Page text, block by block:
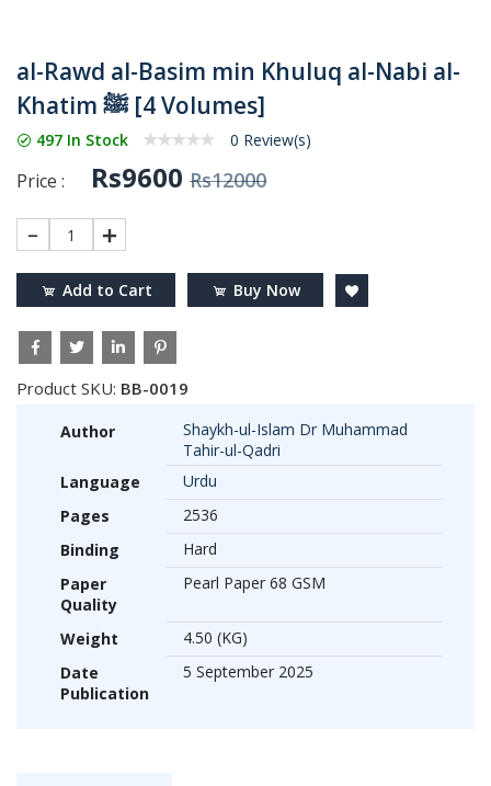
al-Rawd al-Basim min Khuluq al-Nabi al-
Khatim ﷺ [4 Volumes]
497 In Stock 0 Review(s)
Price : Rs9600 Rs12000
1
Add to Cart Buy Now
Product SKU: BB-0019
Author
Shaykh-ul-Islam Dr Muhammad
Tahir-ul-Qadri
Language
Urdu
Pages
2536
Binding
Hard
Paper
Quality
Pearl Paper 68 GSM
Weight
4.50 (KG)
Date
Publication
5 September 2025